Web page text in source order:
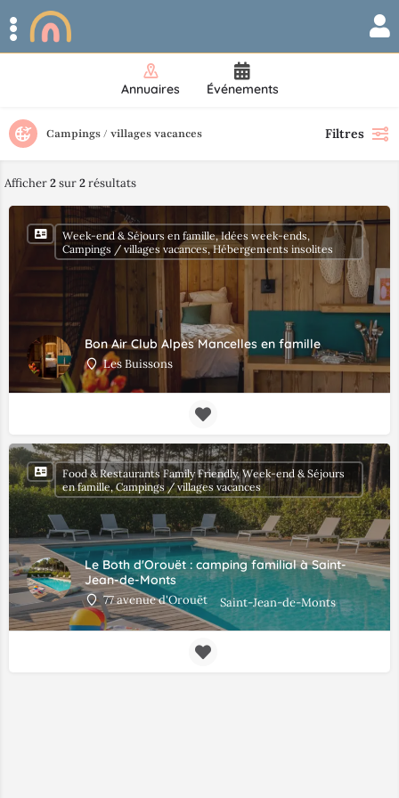
Annuaires Événements
Campings / villages vacances Filtres
Afficher2sur2résultats
Bon Air Club Alpes Mancelles en famille
Les Buissons
Week-end & Séjours en famille, Idées week-ends,
Campings / villages vacances, Hébergements insolites
Le Both d'Orouët : camping familial à Saint-
Jean-de-Monts
77 avenue d'Orouët Saint-Jean-de-Monts
Food & Restaurants Family Friendly, Week-end & Séjours
en famille, Campings / villages vacances